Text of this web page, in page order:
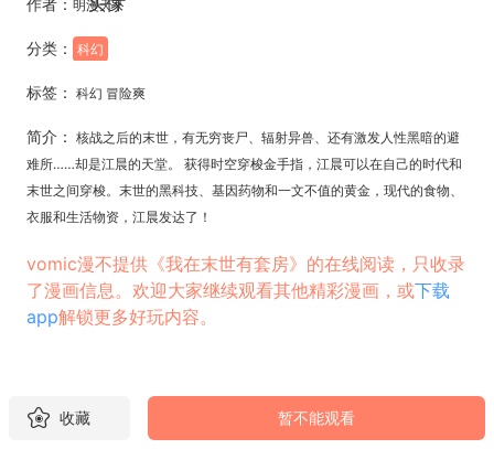
作者： 明漫天下
分类： 科幻
标签： 科幻 冒险爽
简介： 核战之后的末世，有无穷丧尸、辐射异兽、还有激发人性黑暗的避
难所……却是江晨的天堂。 获得时空穿梭金手指，江晨可以在自己的时代和
末世之间穿梭。末世的黑科技、基因药物和一文不值的黄金，现代的食物、
衣服和生活物资，江晨发达了！
vomic漫不提供《我在末世有套房》的在线阅读，只收录
了漫画信息。欢迎大家继续观看其他精彩漫画，或下载
app解锁更多好玩内容。
收藏 暂不能观看